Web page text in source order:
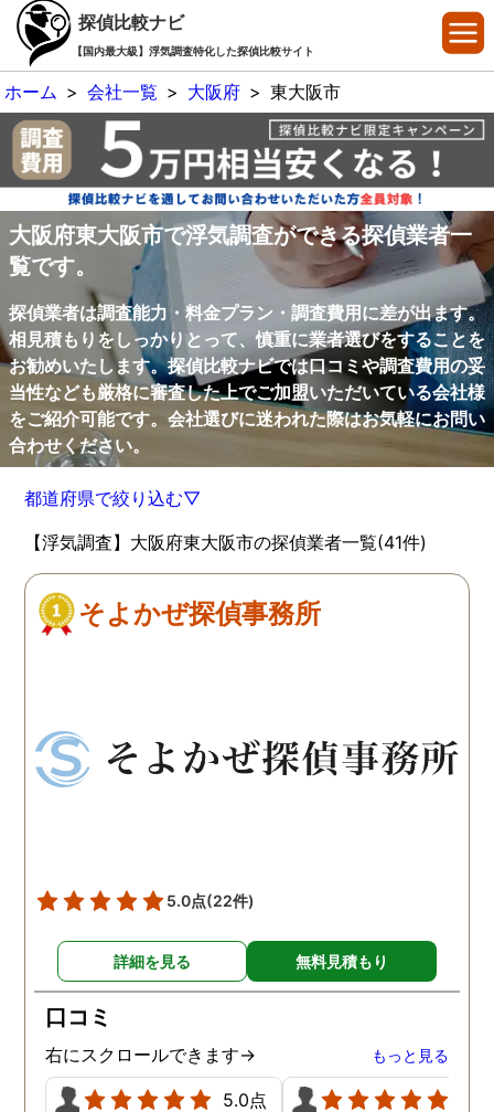
探偵比較ナビ
【国内最大級】浮気調査特化した探偵比較サイト
ホーム > 会社一覧 > 大阪府 > 東大阪市
大阪府東大阪市で浮気調査ができる探偵業者一
覧です。
探偵業者は調査能力・料金プラン・調査費用に差が出ます。
相見積もりをしっかりとって、慎重に業者選びをすることを
お勧めいたします。探偵比較ナビでは口コミや調査費用の妥
当性なども厳格に審査した上でご加盟いただいている会社様
をご紹介可能です。会社選びに迷われた際はお気軽にお問い
合わせください。
都道府県で絞り込む▽
【浮気調査】大阪府東大阪市の探偵業者一覧(41件)
そよかぜ探偵事務所
5.0点(22件)
詳細を見る 無料見積もり
口コミ
右にスクロールできます→ もっと見る
5.0点